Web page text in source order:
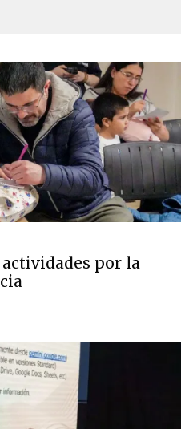
por la